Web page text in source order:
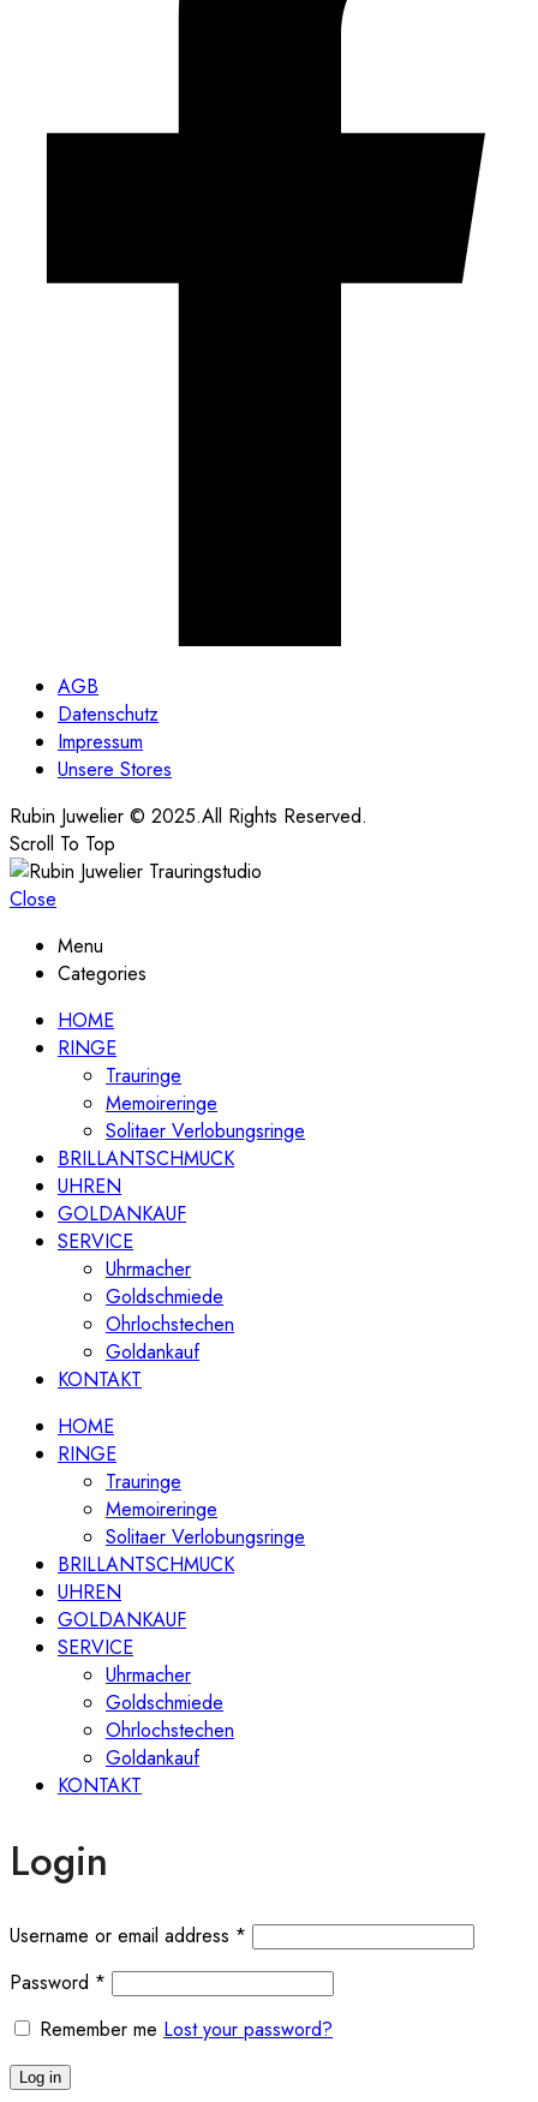
AGB
Datenschutz
Impressum
Unsere Stores
Rubin Juwelier © 2025.All Rights Reserved.
Scroll To Top
Close
Menu
Categories
HOME
RINGE
Trauringe
Memoireringe
Solitaer Verlobungsringe
BRILLANTSCHMUCK
UHREN
GOLDANKAUF
SERVICE
Uhrmacher
Goldschmiede
Ohrlochstechen
Goldankauf
KONTAKT
HOME
RINGE
Trauringe
Memoireringe
Solitaer Verlobungsringe
BRILLANTSCHMUCK
UHREN
GOLDANKAUF
SERVICE
Uhrmacher
Goldschmiede
Ohrlochstechen
Goldankauf
KONTAKT
Login
Username or email address * Required
Password * Required
Remember me Lost your password?
Log in